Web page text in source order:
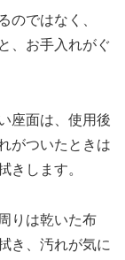
のではなく、
、お手入れがぐ
座面は、使用後
がついたときは
きします。
りは乾いた布
き、汚れが気に